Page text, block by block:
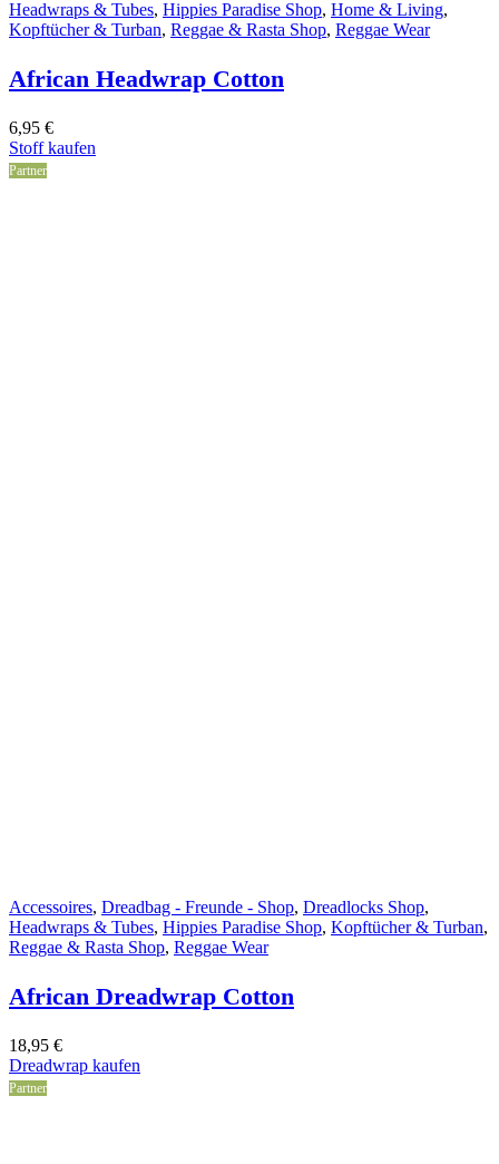
Headwraps & Tubes, Hippies Paradise Shop, Home & Living,
Kopftücher & Turban, Reggae & Rasta Shop, Reggae Wear
African Headwrap Cotton
6,95 €
Stoff kaufen
Partner
Accessoires, Dreadbag - Freunde - Shop, Dreadlocks Shop,
Headwraps & Tubes, Hippies Paradise Shop, Kopftücher & Turban,
Reggae & Rasta Shop, Reggae Wear
African Dreadwrap Cotton
18,95 €
Dreadwrap kaufen
Partner